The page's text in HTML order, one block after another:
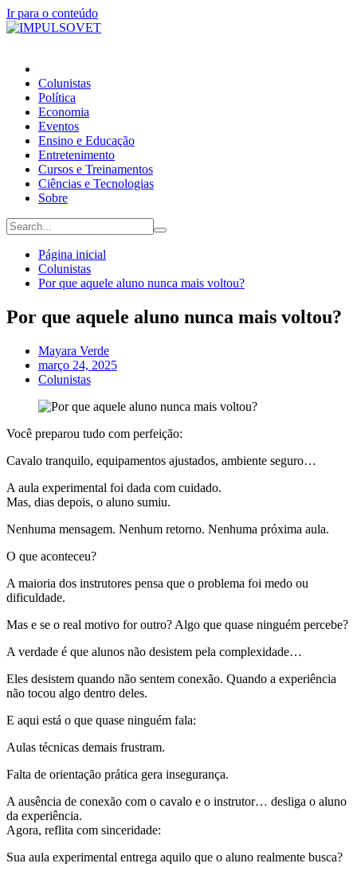
Ir para o conteúdo
Colunistas
Política
Economia
Eventos
Ensino e Educação
Entretenimento
Cursos e Treinamentos
Ciências e Tecnologias
Sobre
Página inicial
Colunistas
Por que aquele aluno nunca mais voltou?
Por que aquele aluno nunca mais voltou?
Mayara Verde
março 24, 2025
Colunistas
Você preparou tudo com perfeição:
Cavalo tranquilo, equipamentos ajustados, ambiente seguro…
A aula experimental foi dada com cuidado.
Mas, dias depois, o aluno sumiu.
Nenhuma mensagem. Nenhum retorno. Nenhuma próxima aula.
O que aconteceu?
A maioria dos instrutores pensa que o problema foi medo ou
dificuldade.
Mas e se o real motivo for outro? Algo que quase ninguém percebe?
A verdade é que alunos não desistem pela complexidade…
Eles desistem quando não sentem conexão. Quando a experiência
não tocou algo dentro deles.
E aqui está o que quase ninguém fala:
Aulas técnicas demais frustram.
Falta de orientação prática gera insegurança.
A ausência de conexão com o cavalo e o instrutor… desliga o aluno
da experiência.
Agora, reflita com sinceridade:
Sua aula experimental entrega aquilo que o aluno realmente busca?